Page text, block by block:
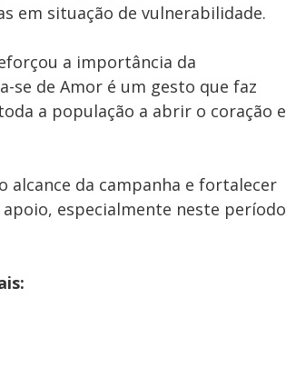
em situação de vulnerabilidade.
a importância da
se de Amor é um gesto que faz
a população a abrir o coração e
alcance da campanha e fortalecer
especialmente neste período